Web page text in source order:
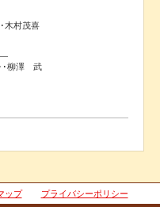
木村茂喜
―
澤 武
ップ プライバシーポリシー